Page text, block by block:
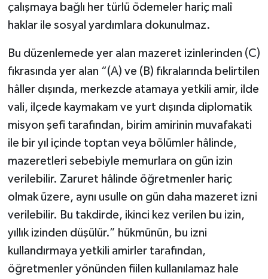
çalışmaya bağlı her türlü ödemeler hariç malî
haklar ile sosyal yardımlara dokunulmaz.
Bu düzenlemede yer alan mazeret izinlerinden (C)
fıkrasında yer alan “(A) ve (B) fıkralarında belirtilen
hâller dışında, merkezde atamaya yetkili amir, ilde
vali, ilçede kaymakam ve yurt dışında diplomatik
misyon şefi tarafından, birim amirinin muvafakati
ile bir yıl içinde toptan veya bölümler hâlinde,
mazeretleri sebebiyle memurlara on gün izin
verilebilir. Zaruret hâlinde öğretmenler hariç
olmak üzere, aynı usulle on gün daha mazeret izni
verilebilir. Bu takdirde, ikinci kez verilen bu izin,
yıllık izinden düşülür.” hükmünün, bu izni
kullandırmaya yetkili amirler tarafından,
öğretmenler yönünden fiilen kullanılamaz hale